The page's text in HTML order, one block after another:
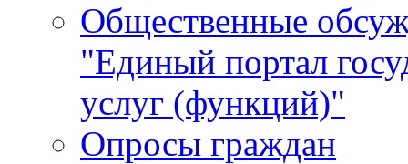
Общественные
"Единый портал
услуг (функций)"
Опросы граждан